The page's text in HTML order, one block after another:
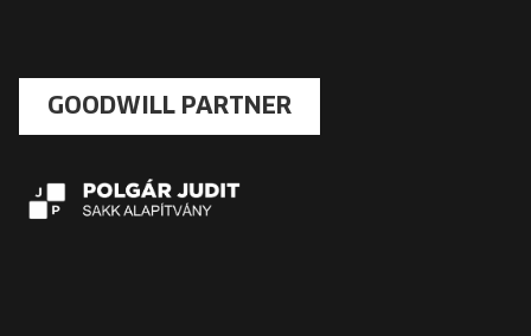
GOODWILL PARTNER